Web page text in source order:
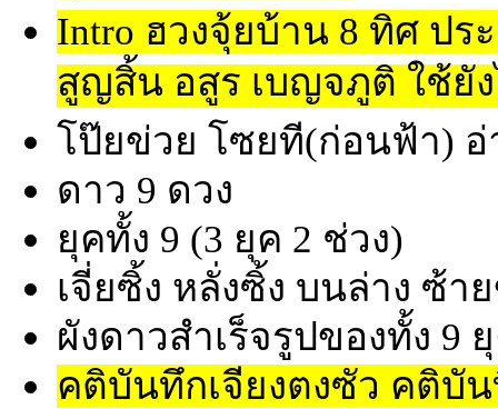
Intro ฮวงจุ้ยบ้าน 8 ทิศ ปร
สูญสิ้น อสูร เบญจภูติ ใช้ยัง
โป๊ยข่วย โซยที(ก่อนฟ้า)
ดาว 9 ดวง
ยุคทั้ง 9 (3 ยุค 2 ช่วง)
เจี่ยซิ้ง หลั่งซิ้ง บนล่าง ซ้า
ผังดาวสำเร็จรูปของทั้ง 9
คติบันทึกเจียงตงซัว คติบั